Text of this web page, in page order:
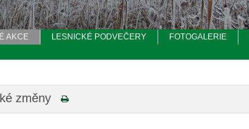
AKCE LESNICKÉ PODVEČERY FOTOGALERIE
změny